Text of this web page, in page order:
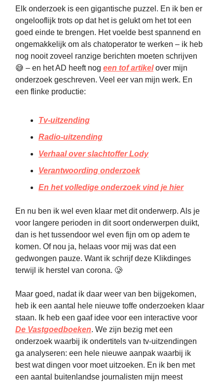
Elk onderzoek is een gigantische puzzel. En ik ben er
ongelooflijk trots op dat het is gelukt om het tot een
goed einde te brengen. Het voelde best spannend en
ongemakkelijk om als chatoperator te werken – ik heb
nog nooit zoveel ranzige berichten moeten schrijven
😅 – en het AD heeft nog een tof artikelover mijn
onderzoek geschreven. Veel eer van mijn werk. En
een flinke productie:
Tv-uitzending
Radio-uitzending
Verhaal over slachtoffer Lody
Verantwoording onderzoek
En het volledige onderzoek vind je hier
En nu ben ik wel even klaar met dit onderwerp. Als je
voor langere perioden in dit soort onderwerpen duikt,
dan is het tussendoor wel even fijn om op adem te
komen. Of nou ja, helaas voor mij was dat een
gedwongen pauze. Want ik schrijf deze Klikdinges
terwijl ik herstel van corona. 🥲
Maar goed, nadat ik daar weer van ben bijgekomen,
heb ik een aantal hele nieuwe toffe onderzoeken klaar
staan. Ik heb een gaaf idee voor een interactive voor
De Vastgoedboeken. We zijn bezig met een
onderzoek waarbij ik ondertitels van tv-uitzendingen
ga analyseren: een hele nieuwe aanpak waarbij ik
best wat dingen voor moet uitzoeken. En ik ben met
een aantal buitenlandse journalisten mijn meest